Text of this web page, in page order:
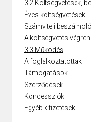
3.2 Költségvetések,
Éves költségvetések
Számviteli
A költségvetés
3.3 Működés
A foglalkoztatottak
Támogatások
Szerződések
Koncessziók
Egyéb kifizetések